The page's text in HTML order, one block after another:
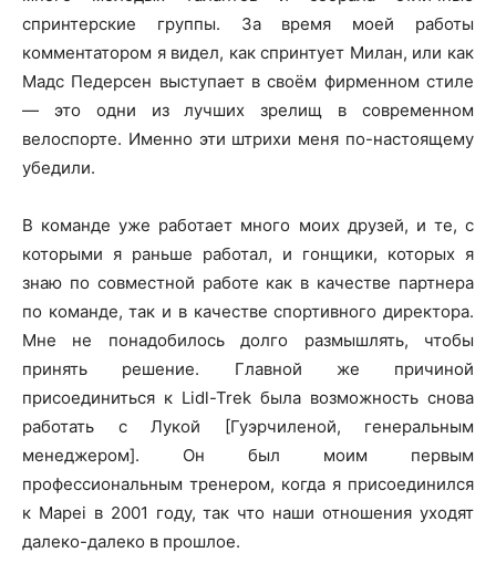
спринтерские группы. За время моей работы
комментатором я видел, как спринтует Милан, или как
Мадс Педерсен выступает в своём фирменном стиле
— это одни из лучших зрелищ в современном
велоспорте. Именно эти штрихи меня по-настоящему
убедили.
В команде уже работает много моих друзей, и те, с
которыми я раньше работал, и гонщики, которых я
знаю по совместной работе как в качестве партнера
по команде, так и в качестве спортивного директора.
Мне не понадобилось долго размышлять, чтобы
принять решение. Главной же причиной
присоединиться к Lidl-Trek была возможность снова
работать с Лукой [Гуэрчиленой, генеральным
менеджером]. Он был моим первым
профессиональным тренером, когда я присоединился
к Mapei в 2001 году, так что наши отношения уходят
далеко-далеко в прошлое.